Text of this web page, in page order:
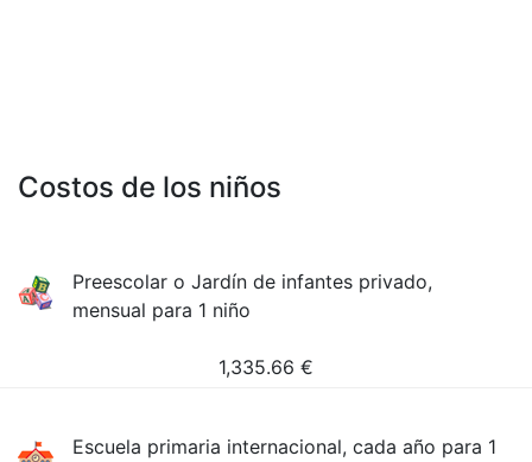
Costos de los niños
Preescolar o Jardín de infantes privado,
mensual para 1 niño
1,335.66 €
Escuela primaria internacional, cada año para 1